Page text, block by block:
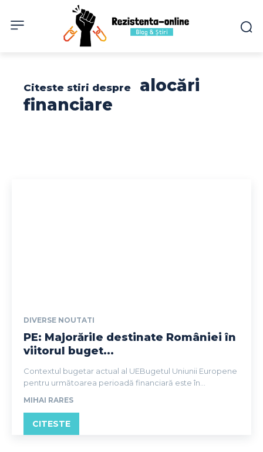
Citeste stiri despre
alocări
financiare
DIVERSE NOUTATI
PE: Majorările destinate României în
viitorul buget...
Contextul bugetar actual al UEBugetul Uniunii Europene
pentru următoarea perioadă financiară este în...
MIHAI RARES
CITESTE